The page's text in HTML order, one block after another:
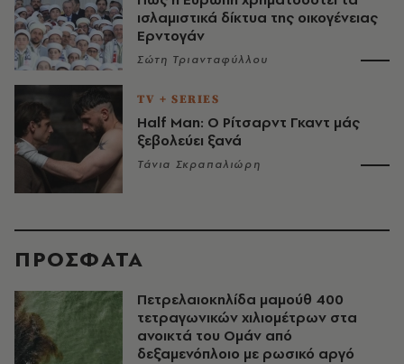
ισλαμιστικά δίκτυα της οικογένειας
Ερντογάν
Σώτη Τριανταφύλλου
TV + SERIES
Half Man: Ο Ρίτσαρντ Γκαντ μάς
ξεβολεύει ξανά
Τάνια Σκραπαλιώρη
ΠΡΟΣΦΑΤΑ
Πετρελαιοκηλίδα μαμούθ 400
τετραγωνικών χιλιομέτρων στα
ανοικτά του Ομάν από
δεξαμενόπλοιο με ρωσικό αργό